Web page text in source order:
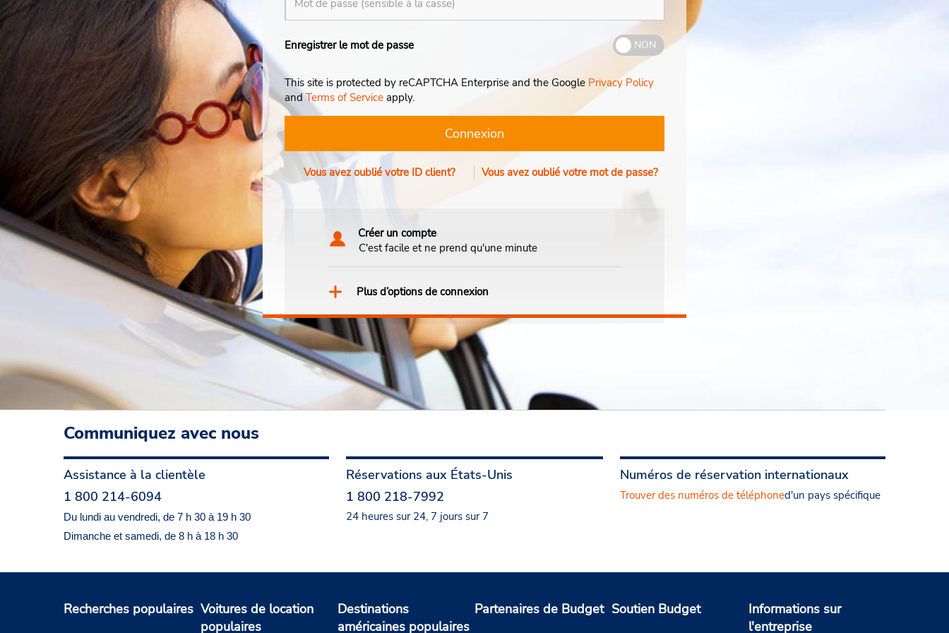
Enregistrer le mot de passe NON
This site is protected by reCAPTCHA Enterprise and the Google Privacy Policy
andTerms of Service apply.
Connexion
Vous avez oublié votre ID client? Vous avez oublié votre mot de passe?
Créer un compte
C'est facile et ne prend qu'une minute
Plus d’options de connexion
Communiquez avec nous
Assistance à la clientèle
1 800 214-6094
Du lundi au vendredi, de 7 h 30 à 19 h 30
Dimanche et samedi, de 8 h à 18 h 30
Réservations aux États-Unis
1 800 218-7992
24 heures sur 24, 7 jours sur 7
Numéros de réservation internationaux
Trouver des numéros de téléphoned'un pays spécifique
Recherches populaires Voitures de location
populaires
Destinations
américaines populaires
Partenaires de Budget Soutien Budget
Informations sur
l'entreprise